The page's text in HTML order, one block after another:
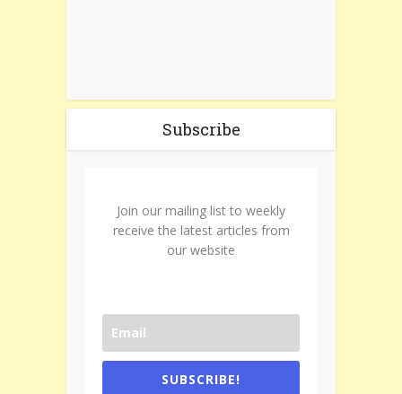
Subscribe
Join our mailing list to weekly
receive the latest articles from
our website
SUBSCRIBE!